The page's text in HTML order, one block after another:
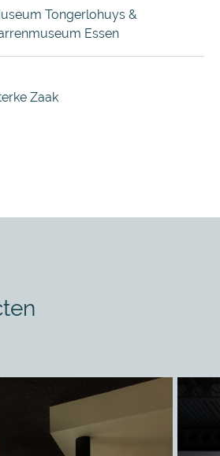
Tongerlohuys &
Essen
Zaak